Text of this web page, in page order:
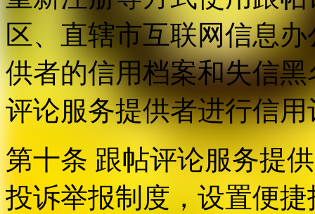
区、直辖市互联网信息
供者的信用档案和失信
评论服务提供者进行信用
第十条 跟帖评论服务提
投诉举报制度，设置便